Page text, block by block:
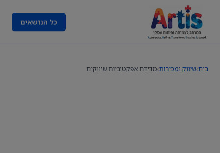
כל הנושאים
בית›שיווק ומכירות›מדידת אפקטיביות שיווקית